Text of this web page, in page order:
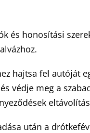
és honosítási
hajtsa fel autóját
védje meg a
után a